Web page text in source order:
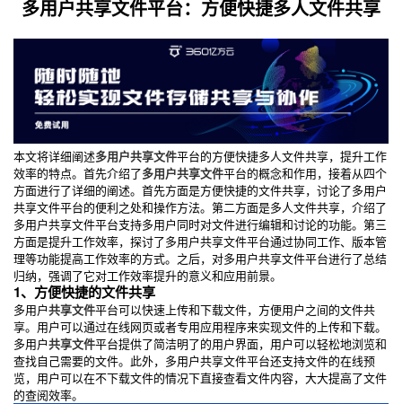
多用户共享文件平台：方便快捷多人文件共享
本文将详细阐述多用户共享文件平台的方便快捷多人文件共享，提升工作
效率的特点。首先介绍了多用户共享文件平台的概念和作用，接着从四个
方面进行了详细的阐述。首先方面是方便快捷的文件共享，讨论了多用户
共享文件平台的便利之处和操作方法。第二方面是多人文件共享，介绍了
多用户共享文件平台支持多用户同时对文件进行编辑和讨论的功能。第三
方面是提升工作效率，探讨了多用户共享文件平台通过协同工作、版本管
理等功能提高工作效率的方式。之后，对多用户共享文件平台进行了总结
归纳，强调了它对工作效率提升的意义和应用前景。
1、方便快捷的文件共享
多用户共享文件平台可以快速上传和下载文件，方便用户之间的文件共
享。用户可以通过在线网页或者专用应用程序来实现文件的上传和下载。
多用户共享文件平台提供了简洁明了的用户界面，用户可以轻松地浏览和
查找自己需要的文件。此外，多用户共享文件平台还支持文件的在线预
览，用户可以在不下载文件的情况下直接查看文件内容，大大提高了文件
的查阅效率。